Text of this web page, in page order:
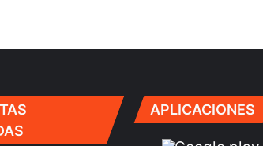
APLICACIONES